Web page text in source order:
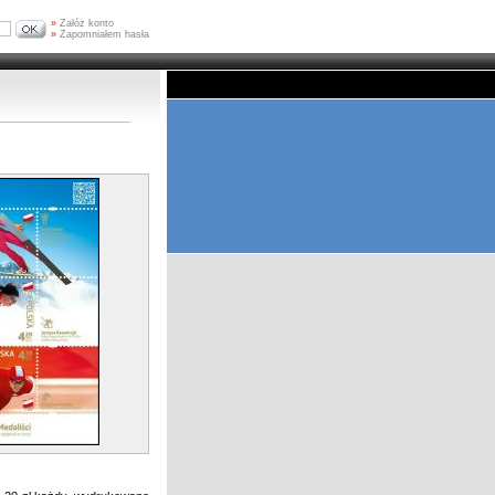
» Załóż konto
» Zapomniałem hasła